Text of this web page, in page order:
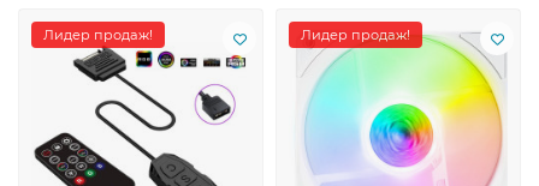
Лидер продаж! Лидер продаж!